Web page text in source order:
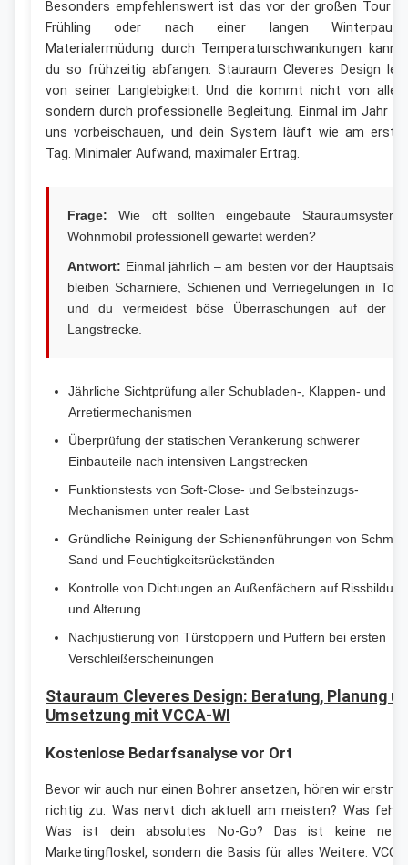
Besonders empfehlenswert ist das vor der großen Tour
Frühling oder nach einer langen
Materialermüdung durch Temperaturschwankungen
du so frühzeitig abfangen. Stauraum Cleveres Design
von seiner Langlebigkeit. Und die kommt nicht von
sondern durch professionelle Begleitung. Einmal im Jahr
uns vorbeischauen, und dein System läuft wie am
Tag. Minimaler Aufwand, maximaler Ertrag.
Frage: Wie oft sollten eingebaute
Wohnmobil professionell gewartet werden?
Antwort: Einmal jährlich – am besten vor der
bleiben Scharniere, Schienen und Verriegelungen in
und du vermeidest böse Überraschungen auf der
Langstrecke.
Jährliche Sichtprüfung aller Schubladen-, Klappen- und
Arretiermechanismen
Überprüfung der statischen Verankerung schwerer
Einbauteile nach intensiven Langstrecken
Funktionstests von Soft-Close- und Selbsteinzugs-
Mechanismen unter realer Last
Gründliche Reinigung der Schienenführungen von
Sand und Feuchtigkeitsrückständen
Kontrolle von Dichtungen an Außenfächern auf Rissbildung
und Alterung
Nachjustierung von Türstoppern und Puffern bei ersten
Verschleißerscheinungen
Stauraum Cleveres Design: Beratung, Planung
Umsetzung mit VCCA-WI
Kostenlose Bedarfsanalyse vor Ort
Bevor wir auch nur einen Bohrer ansetzen, hören wir
richtig zu. Was nervt dich aktuell am meisten? Was
Was ist dein absolutes No-Go? Das ist keine
Marketingfloskel, sondern die Basis für alles Weitere.